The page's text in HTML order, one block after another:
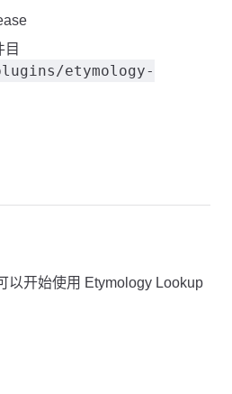
目
etymology-
以开始使用 Etymology Lookup